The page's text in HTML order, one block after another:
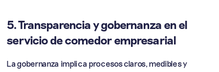
5. Transparencia y gobernanza en el
servicio de comedor empresarial
La gobernanza implica procesos claros, medibles y